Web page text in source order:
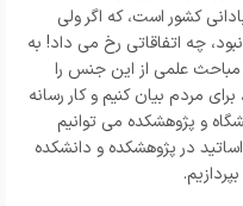
کشور است، که اگر ولی
چه اتفاقاتی رخ می داد! به
علمی از این جنس را
مردم بیان کنیم و کار رسانه
و پژوهشکده می توانیم
در پژوهشکده و دانشکده